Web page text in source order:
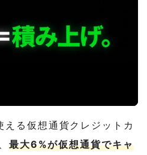
える仮想通貨クレジットカ
最大6%が仮想通貨でキャ